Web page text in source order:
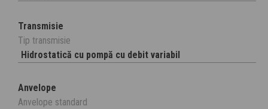
Transmisie
Tip transmisie
Hidrostatică cu pompă cu debit variabil
Anvelope
Anvelope standard